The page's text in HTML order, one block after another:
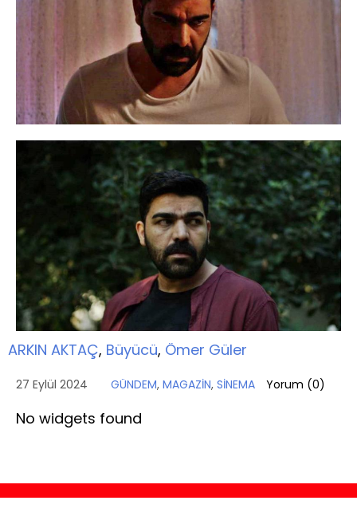
ARKIN AKTAÇ, Büyücü, Ömer Güler
27 Eylül 2024 GÜNDEM, MAGAZİN, SİNEMA Yorum (0)
No widgets found